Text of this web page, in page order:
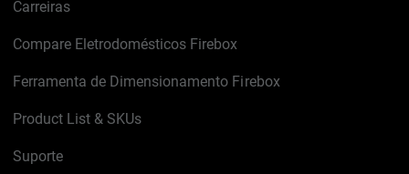
Carreiras
Compare Eletrodomésticos Firebox
Ferramenta de Dimensionamento Firebox
Product List & SKUs
Suporte